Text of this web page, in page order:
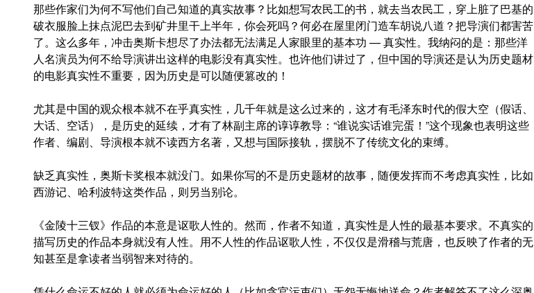
那些作家们为何不写他们自己知道的真实故事？比如想写农民工的书，就去当农民工，穿上脏了巴基的
破衣服脸上抹点泥巴去到矿井里干上半年，你会死吗？何必在屋里闭门造车胡说八道？把导演们都害苦
了。这么多年，冲击奥斯卡想尽了办法都无法满足人家眼里的基本功 — 真实性。我纳闷的是：那些洋
人名演员为何不给导演讲出这样的电影没有真实性。也许他们讲过了，但中国的导演还是认为历史题材
的电影真实性不重要，因为历史是可以随便篡改的！
尤其是中国的观众根本就不在乎真实性，几千年就是这么过来的，这才有毛泽东时代的假大空（假话、
大话、空话），是历史的延续，才有了林副主席的谆谆教导：“谁说实话谁完蛋！”这个现象也表明这些
作者、编剧、导演根本就不读西方名著，又想与国际接轨，摆脱不了传统文化的束缚。
缺乏真实性，奥斯卡奖根本就没门。如果你写的不是历史题材的故事，随便发挥而不考虑真实性，比如
西游记、哈利波特这类作品，则另当别论。
《金陵十三钗》作品的本意是讴歌人性的。然而，作者不知道，真实性是人性的最基本要求。不真实的
描写历史的作品本身就没有人性。用不人性的作品讴歌人性，不仅仅是滑稽与荒唐，也反映了作者的无
知甚至是拿读者当弱智来对待的。